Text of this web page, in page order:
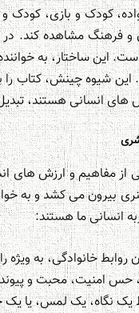
کودک و بازی، کودک
و فرهنگ مشاهده کند.
ساختار، به
شیوه چینش، کتاب را
های انسانی هستند،
از مفاهیم و ارزش های
بیرون می کشد و به
انسانی ما هستند:
خانوادگی، به ویژه
حس امنیت، محبت و
یک لمس، یا یک